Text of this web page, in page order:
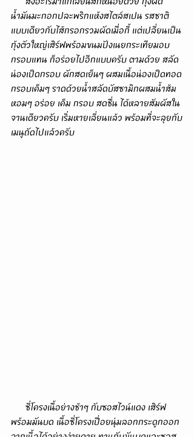
น้ำมันมะกอกปละพริกแห้งสไตล์สเปน รสชาติ
แบบเดียวกับไส้กรอกรวมผัดเมื่อกี้ แต่เปลี่ยนเป็น
กุ้งตัวใหญ่เสิร์ฟพร้อมขนมปังเนยกระเทียมอบ
กรอบแทน ก็อร่อยไปอีกแบบครับ ตามด้วย สลัด
น่องเป็ดกรอบ ผักสดเย็นๆ ผสมเนื้อน่องเป็ดทอด
กรอบเค็มๆ ราดด้วยน้ำสลัดบัสซามิกผสมน้ำส้ม
หอมๆ อร่อย เค็ม กรอบ สดชื่น ได้หลายสัมผัสใน
จานเดียวครับ เริ่มหายเลี่ยนแล้ว พร้อมที่จะลุยกับ
เมนูถัดไปแล้วครับ
พร้อมมันบด เนื้อซี่โครงเปื่อยนุ่มลอกกระดูกออก